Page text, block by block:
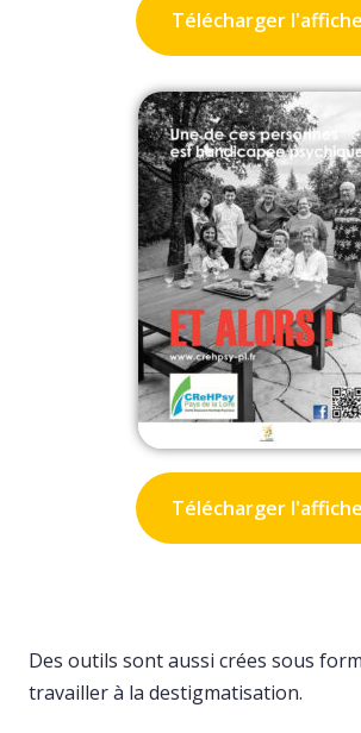
Télécharger l'affiche
Télécharger l'affiche
Des outils sont aussi crées sous
travailler à la destigmatisation.